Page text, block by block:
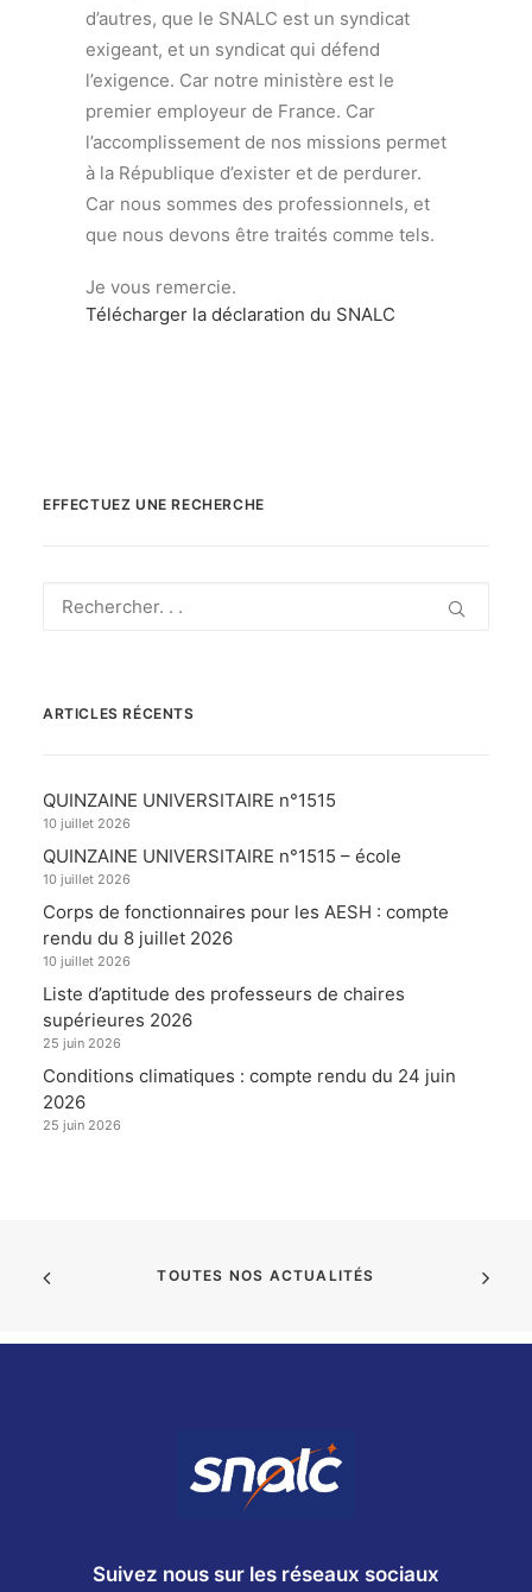
d’autres, que le SNALC est un syndicat
exigeant, et un syndicat qui défend
l’exigence. Car notre ministère est le
premier employeur de France. Car
l’accomplissement de nos missions permet
à la République d’exister et de perdurer.
Car nous sommes des professionnels, et
que nous devons être traités comme tels.
Je vous remercie.
Télécharger la déclaration du SNALC
EFFECTUEZ UNE RECHERCHE
ARTICLES RÉCENTS
QUINZAINE UNIVERSITAIRE n°1515
10 juillet 2026
QUINZAINE UNIVERSITAIRE n°1515 – école
10 juillet 2026
Corps de fonctionnaires pour les AESH : compte
rendu du 8 juillet 2026
10 juillet 2026
Liste d’aptitude des professeurs de chaires
supérieures 2026
25 juin 2026
Conditions climatiques : compte rendu du 24 juin
2026
25 juin 2026
TOUTES NOS ACTUALITÉS
Suivez nous sur les réseaux sociaux